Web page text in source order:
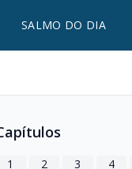
SALMO DO DIA
1 2 3 4